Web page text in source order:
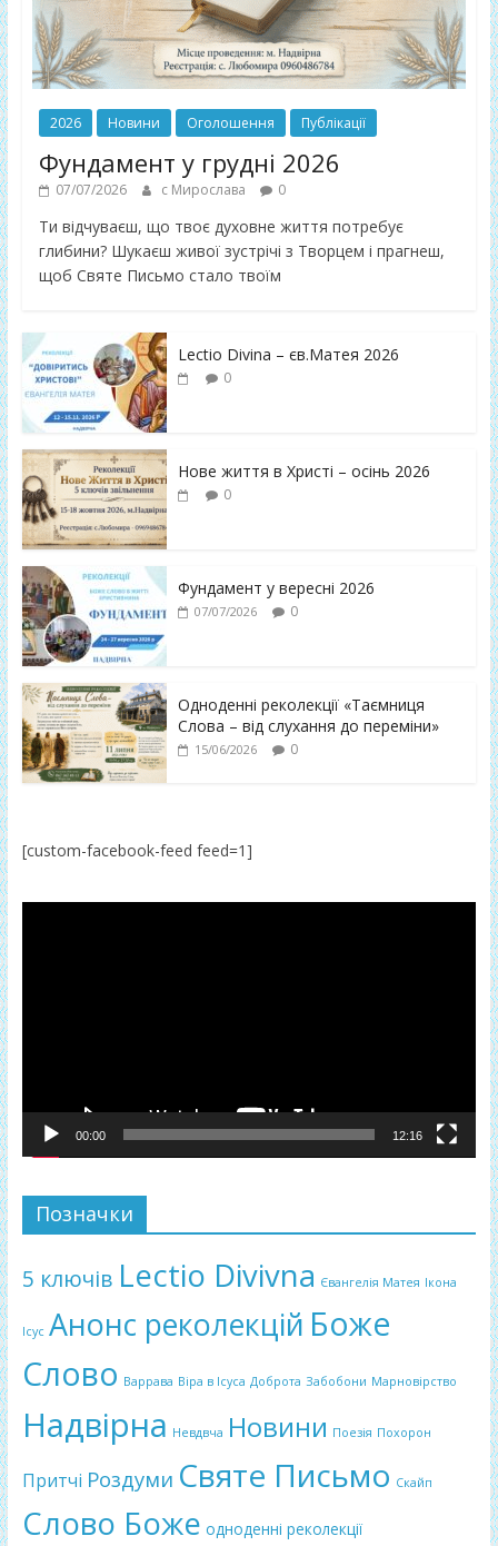
2026 Новини Оголошення Публікації
Фундамент у грудні 2026
07/07/2026 с Мирослава 0
Ти відчуваєш, що твоє духовне життя потребує
глибини? Шукаєш живої зустрічі з Творцем і прагнеш,
щоб Святе Письмо стало твоїм
Lectio Divina – єв.Матея 2026
0
Нове життя в Христі – осінь 2026
0
Фундамент у вересні 2026
07/07/2026 0
Одноденні реколекції «Таємниця
Слова – від слухання до переміни»
15/06/2026 0
[custom-facebook-feed feed=1]
00:00 12:16
Позначки
5 ключів Lectio Divivna Євангелія Матея Ікона
Ісус Анонс реколекцій Боже
Слово Варрава Віра в Ісуса Доброта Забобони Марновірство
Надвірна Невдвча Новини Поезія Похорон
Притчі Роздуми Святе Письмо Скайп
Слово Боже одноденні реколекції